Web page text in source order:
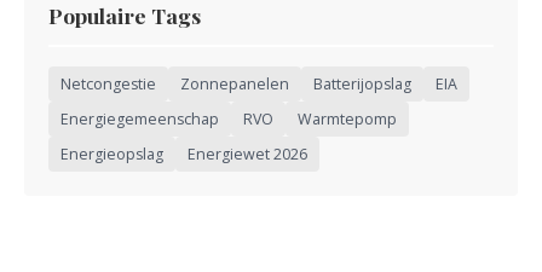
Populaire Tags
Netcongestie Zonnepanelen Batterijopslag
EIA
Energiegemeenschap
RVO
Warmtepomp
Energieopslag
Energiewet 2026